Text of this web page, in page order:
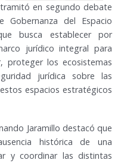
en segundo debate
del Espacio
busca establecer por
jurídico integral para
proteger los ecosistemas
jurídica sobre las
espacios estratégicos
Jaramillo destacó que
histórica de una
y coordinar las distintas